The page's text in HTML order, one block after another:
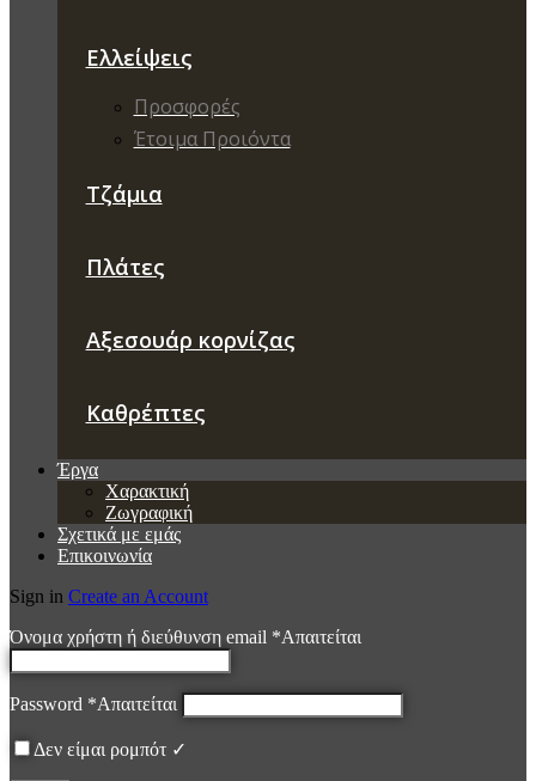
Ελλείψεις
Προσφορές
Έτοιμα Προιόντα
Τζάμια
Πλάτες
Αξεσουάρ κορνίζας
Καθρέπτες
Έργα
Χαρακτική
Ζωγραφική
Σχετικά με εμάς
Επικοινωνία
Sign in Create an Account
Όνομα χρήστη ή διεύθυνση email *Απαιτείται
Password *Απαιτείται
Δεν είμαι ρομπότ ✓